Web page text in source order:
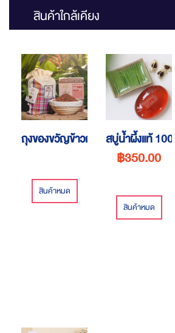
สินค้าใกล้เคียง
ถุงของขวัญข้าวกล้อง
สินค้าหมด
สบู่น้ำผึ้งแท้ 100%
฿350.00
สินค้าหมด